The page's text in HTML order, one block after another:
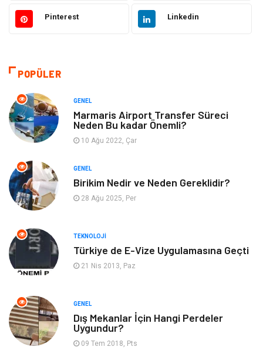
Gıda Otomotiv
Emlak
Bilgisayar & Yazılım
Mobilya Seo Teknikleri
Webmaster Araçları
Görsel
Hediyelik Eşya Kültür
Pinterest Linkedin
POPÜLER
GENEL
Marmaris Airport Transfer Süreci
Neden Bu kadar Önemli?
10 Ağu 2022, Çar
GENEL
Birikim Nedir ve Neden Gereklidir?
28 Ağu 2025, Per
TEKNOLOJI
Türkiye de E-Vize Uygulamasına Geçti
21 Nis 2013, Paz
GENEL
Dış Mekanlar İçin Hangi Perdeler
Uygundur?
09 Tem 2018, Pts